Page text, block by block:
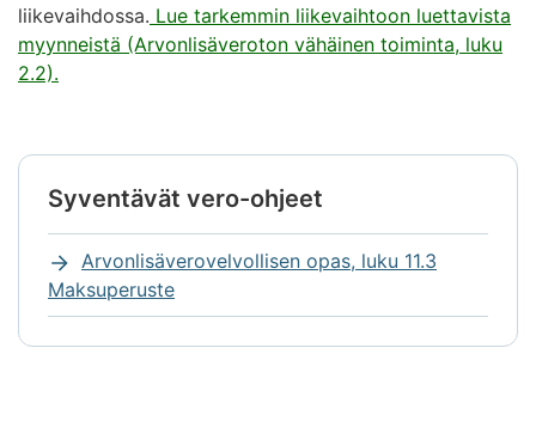
liikevaihdossa. Lue tarkemmin liikevaihtoon luettavista
myynneistä (Arvonlisäveroton vähäinen toiminta, luku
2.2).
Huomio
Syventävät vero-ohjeet
Arvonlisäverovelvollisen opas, luku 11.3
Maksuperuste